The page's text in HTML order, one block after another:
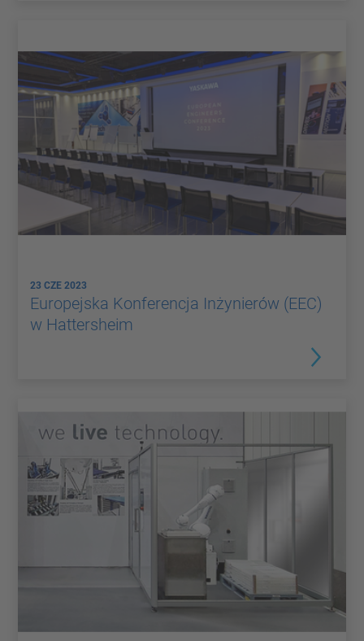
23 CZE 2023
Europejska Konferencja Inżynierów (EEC)
w Hattersheim